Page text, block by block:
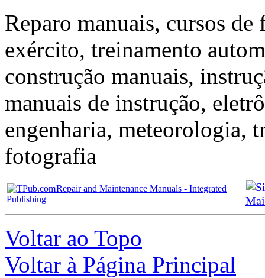
Reparo manuais, cursos
exército, treinamento
construção manuais,
manuais de instrução,
engenharia, meteorologia,
fotografia
Repair and Maintenance Manuals - Integrated
Publishing
Voltar ao Topo
Voltar à Página Principal